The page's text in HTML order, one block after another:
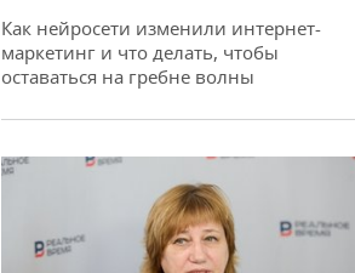
Как нейросети изменили интернет-
маркетинг и что делать, чтобы
оставаться на гребне волны